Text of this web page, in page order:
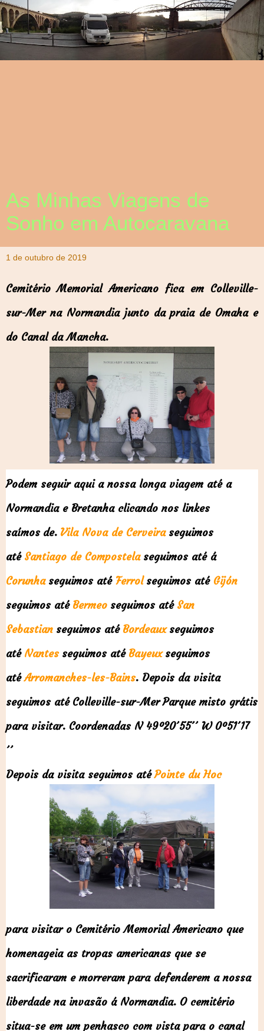
As Minhas Viagens de
Sonho em Autocaravana
1 de outubro de 2019
Cemitério Memorial Americano fica em Colleville-
sur-Mer na Normandia junto da praia de Omaha e
do Canal da Mancha.
Podem seguir aqui a nossa longa viagem até a
Normandia e Bretanha clicando nos linkes
saímos de. Vila Nova de Cerveiraseguimos
até Santiago de Compostelaseguimos até á
Corunhaseguimos até Ferrolseguimos até Gijón
seguimos até Bermeo seguimos até San
Sebastian seguimos até Bordeauxseguimos
até Nantesseguimos até Bayeuxseguimos
atéArromanches-les-Bains. Depois da visita
seguimos até Colleville-sur-MerParque misto grátis
para visitar. Coordenadas N 49º20´55´´ W 0º51´17
´´
Depois da visita seguimos atéPointe du Hoc
para visitar o Cemitério Memorial Americano que
homenageia as tropas americanas que se
sacrificaram e morreram para defenderem a nossa
liberdade na invasão á Normandia. O cemitério
situa-se em um penhasco com vista para o canal